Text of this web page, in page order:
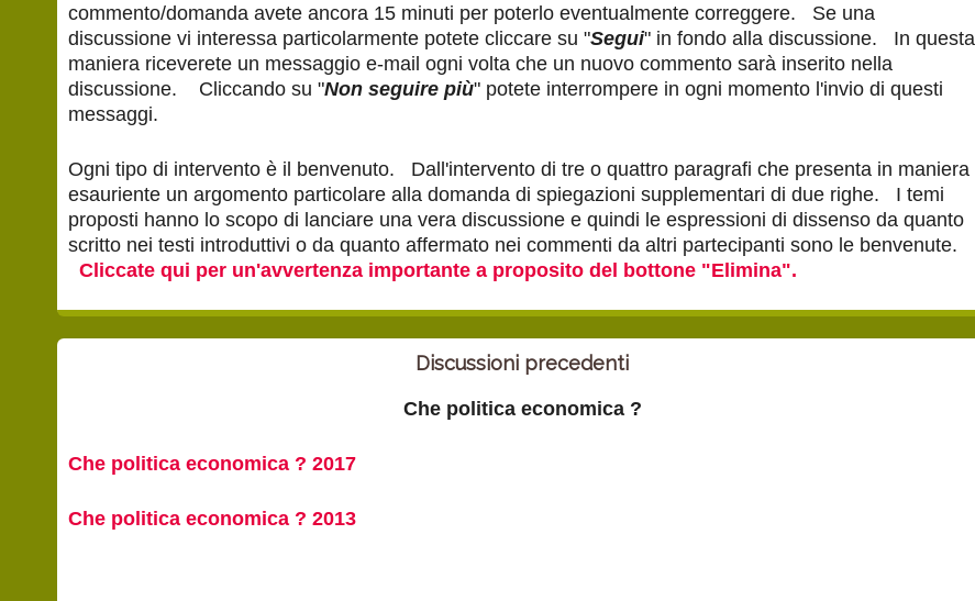
commento/domanda avete ancora 15 minuti per poterlo eventualmente correggere. Se una
discussione vi interessa particolarmente potete cliccare su "Segui" in fondo alla discussione. In questa
maniera riceverete un messaggio e-mail ogni volta che un nuovo commento sarà inserito nella
discussione. Cliccando su "Non seguire più" potete interrompere in ogni momento l'invio di questi
messaggi.
Ogni tipo di intervento è il benvenuto. Dall'intervento di tre o quattro paragrafi che presenta in maniera
esauriente un argomento particolare alla domanda di spiegazioni supplementari di due righe. I temi
proposti hanno lo scopo di lanciare una vera discussione e quindi le espressioni di dissenso da quanto
scritto nei testi introduttivi o da quanto affermato nei commenti da altri partecipanti sono le benvenute.
Cliccate qui per un'avvertenza importante a proposito del bottone "Elimina".
Discussioni precedenti
Che politica economica ?
Che politica economica ? 2017
Che politica economica ? 2013